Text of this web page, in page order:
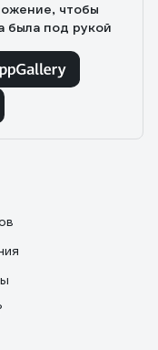
чтобы
была под рукой